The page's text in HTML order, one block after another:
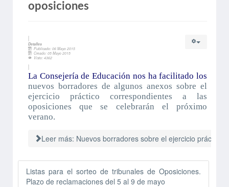
oposiciones
Detalles
Publicado: 06 Mayo 2015
Creado: 05 Mayo 2015
Visto: 4362
La Consejería de Educación nos ha facilitado los
nuevos borradores de algunos anexos sobre el
ejercicio práctico correspondientes a las
oposiciones que se celebrarán el próximo
verano.
Leer más: Nuevos borradores sobre el ejercicio práctico
Listas para el sorteo de tribunales de Oposiciones.
Plazo de reclamaciones del 5 al 9 de mayo